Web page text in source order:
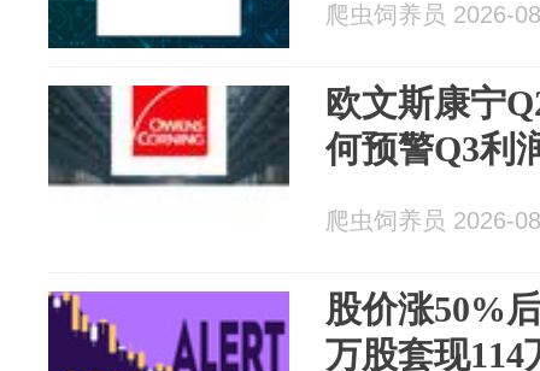
爬虫饲养员 2026-
欧文斯康宁
何预警Q3利
爬虫饲养员 2026-
股价涨50%
万股套现114